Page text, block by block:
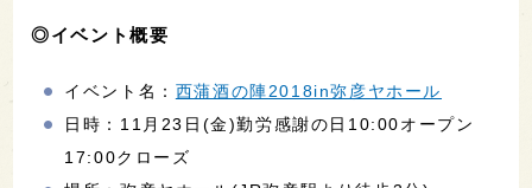
◎イベント概要
イベント名： 西蒲酒の陣2018in弥彦ヤホール
日時：11月23日(金)勤労感謝の日10:00オープン
17:00クローズ